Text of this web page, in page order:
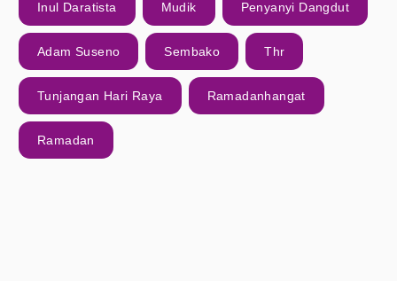
Inul Daratista Mudik Penyanyi Dangdut
Adam Suseno Sembako Thr
Tunjangan Hari Raya Ramadanhangat
Ramadan